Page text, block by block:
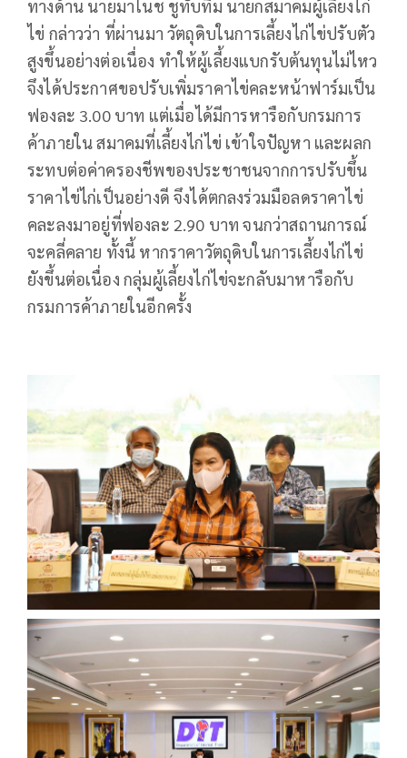
ทางด้าน นายมาโนช ชูทับทิม นายกสมาคมผู้เลี้ยงไก่
ไข่ กล่าวว่า ที่ผ่านมา วัตถุดิบในการเลี้ยงไก่ไข่ปรับตัว
สูงขึ้นอย่างต่อเนื่อง ทำให้ผู้เลี้ยงแบกรับต้นทุนไม่ไหว
จึงได้ประกาศขอปรับเพิ่มราคาไข่คละหน้าฟาร์มเป็น
ฟองละ 3.00 บาท แต่เมื่อได้มีการหารือกับกรมการ
ค้าภายใน สมาคมที่เลี้ยงไก่ไข่ เข้าใจปัญหา และผลก
ระทบต่อค่าครองชีพของประชาชนจากการปรับขึ้น
ราคาไข่ไก่เป็นอย่างดี จึงได้ตกลงร่วมมือลดราคาไข่
คละลงมาอยู่ที่ฟองละ 2.90 บาท จนกว่าสถานการณ์
จะคลี่คลาย ทั้งนี้ หากราคาวัตถุดิบในการเลี้ยงไก่ไข่
ยังขึ้นต่อเนื่อง กลุ่มผู้เลี้ยงไก่ไข่จะกลับมาหารือกับ
กรมการค้าภายในอีกครั้ง